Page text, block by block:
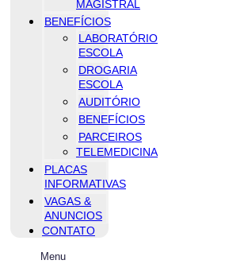
MAGISTRAL
BENEFÍCIOS
LABORATÓRIO
ESCOLA
DROGARIA
ESCOLA
AUDITÓRIO
BENEFÍCIOS
PARCEIROS
TELEMEDICINA
PLACAS
INFORMATIVAS
VAGAS &
ANUNCIOS
CONTATO
Menu